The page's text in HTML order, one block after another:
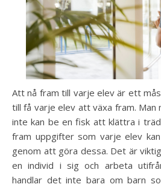
Att nå fram till varje elev är ett
till få varje elev att växa fram. Man
inte kan be en fisk att klättra i
fram uppgifter som varje elev
genom att göra dessa. Det är
en individ i sig och arbeta
handlar det inte bara om barn